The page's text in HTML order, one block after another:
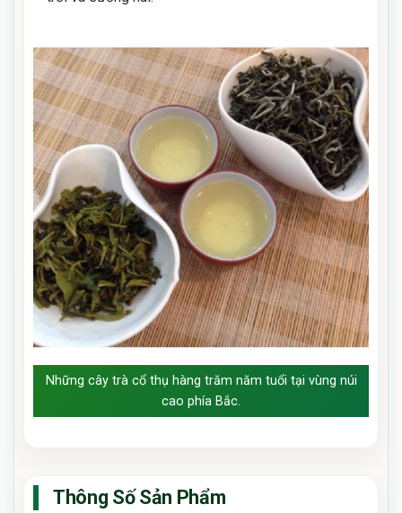
Những cây trà cổ thụ hàng trăm năm tuổi tại vùng núi
cao phía Bắc.
Thông Số Sản Phẩm